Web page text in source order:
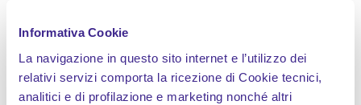
Informativa Cookie
La navigazione in questo sito internet e l’utilizzo dei
relativi servizi comporta la ricezione di Cookie tecnici,
analitici e di profilazione e marketing nonché altri
Caratteristiche distintive di
BeRebel: